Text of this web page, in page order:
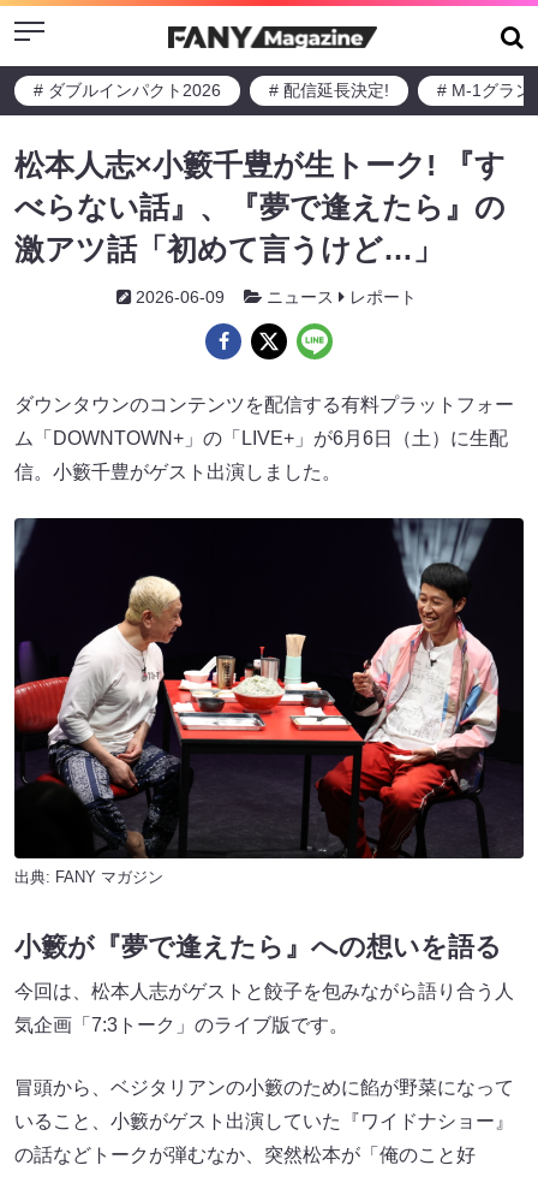
Menu
# ダブルインパクト2026 # 配信延長決定! # M-1グラン
松本人志×小籔千豊が生トーク! 『す
べらない話』、『夢で逢えたら』の
激アツ話「初めて言うけど…」
2026-06-09 ニュース レポート
ダウンタウンのコンテンツを配信する有料プラットフォー
ム「DOWNTOWN+」の「LIVE+」が6月6日（土）に生配
信。小籔千豊がゲスト出演しました。
出典: FANY マガジン
小籔が『夢で逢えたら』への想いを語る
今回は、松本人志がゲストと餃子を包みながら語り合う人
気企画「7:3トーク」のライブ版です。
冒頭から、ベジタリアンの小籔のために餡が野菜になって
いること、小籔がゲスト出演していた『ワイドナショー』
の話などトークが弾むなか、突然松本が「俺のこと好